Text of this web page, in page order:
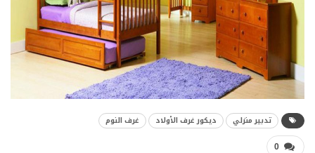
تدبير منزلي ديكور غرف الأولاد غرف النوم
0